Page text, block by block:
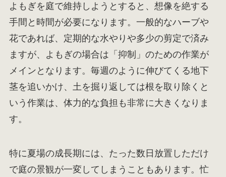
よもぎを庭で維持しようとすると、想像を絶する
手間と時間が必要になります。一般的なハーブや
花であれば、定期的な水やりや多少の剪定で済み
ますが、よもぎの場合は「抑制」のための作業が
メインとなります。毎週のように伸びてくる地下
茎を追いかけ、土を掘り返しては根を取り除くと
いう作業は、体力的な負担も非常に大きくなりま
す。
特に夏場の成長期には、たった数日放置しただけ
で庭の景観が一変してしまうこともあります。忙